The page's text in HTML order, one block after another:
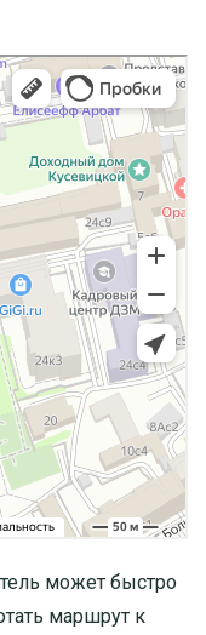
может быстро
маршрут к